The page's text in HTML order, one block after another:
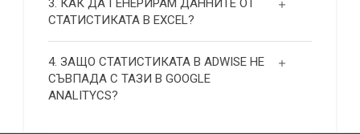
3. КАК ДА ГЕНЕРИРАМ ДАННИТЕ ОТ
СТАТИСТИКАТА В EXCEL?
4. ЗАЩО СТАТИСТИКАТА В ADWISE НЕ
СЪВПАДА С ТАЗИ В GOOGLE
ANALITYCS?